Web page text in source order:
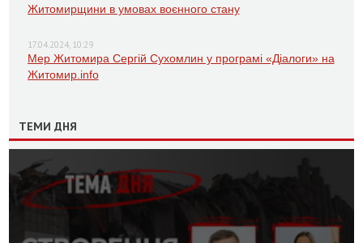
Житомирщини в умовах воєнного стану
17.04.2024, 10:29
Мер Житомира Сергій Сухомлин у програмі «Діалоги» на
Житомир.info
ТЕМИ ДНЯ